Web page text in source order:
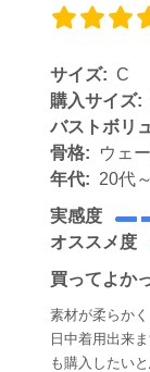
サイズ: C
購入サイズ:
バストボリ
骨格:
ウェ
年代: 20代～
実感度
オススメ度
買ってよか
素材が柔らか
日中着用出来
も購入したいと